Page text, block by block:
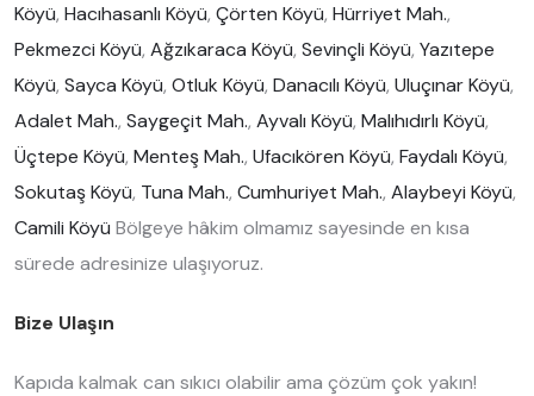
Köyü, Hacıhasanlı Köyü, Çörten Köyü, Hürriyet Mah.,
Pekmezci Köyü, Ağzıkaraca Köyü, Sevinçli Köyü, Yazıtepe
Köyü, Sayca Köyü, Otluk Köyü, Danacılı Köyü, Uluçınar Köyü,
Adalet Mah., Saygeçit Mah., Ayvalı Köyü, Malıhıdırlı Köyü,
Üçtepe Köyü, Menteş Mah., Ufacıkören Köyü, Faydalı Köyü,
Sokutaş Köyü, Tuna Mah., Cumhuriyet Mah., Alaybeyi Köyü,
Camili Köyü Bölgeye hâkim olmamız sayesinde en kısa
sürede adresinize ulaşıyoruz.
Bize Ulaşın
Kapıda kalmak can sıkıcı olabilir ama çözüm çok yakın!